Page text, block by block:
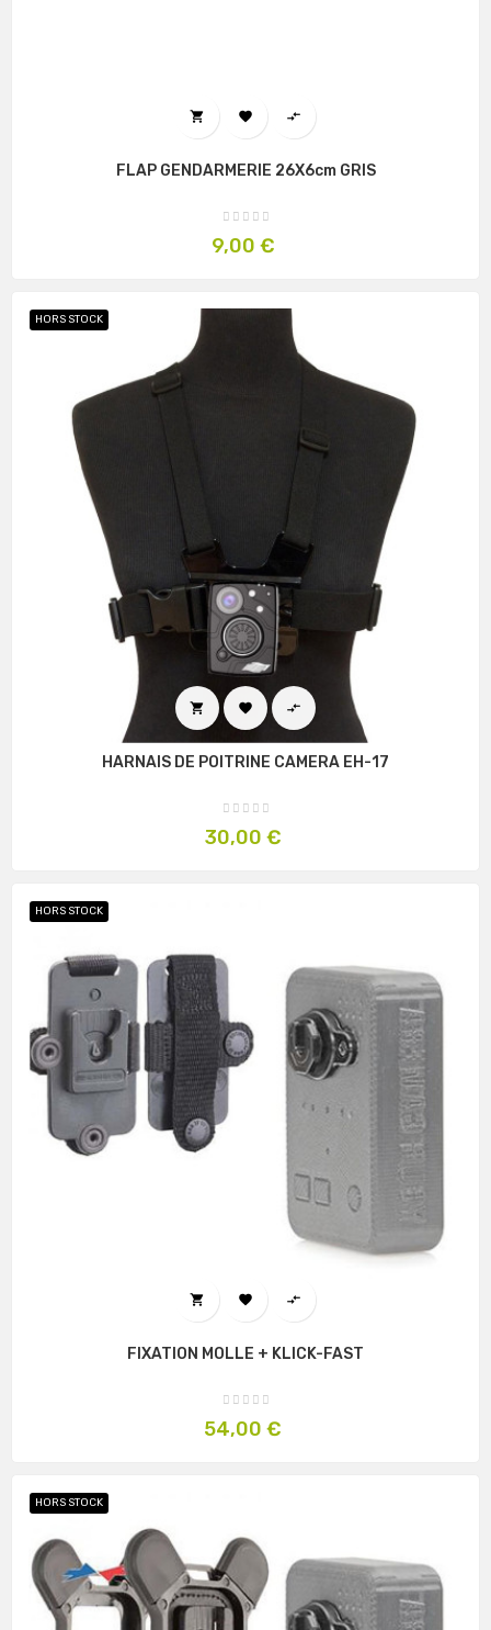
  
FLAP GENDARMERIE 26X6cm GRIS
Prix
9,00 €
HORS STOCK
  
HARNAIS DE POITRINE CAMERA EH-17
Prix
30,00 €
HORS STOCK
  
FIXATION MOLLE + KLICK-FAST
Prix
54,00 €
HORS STOCK